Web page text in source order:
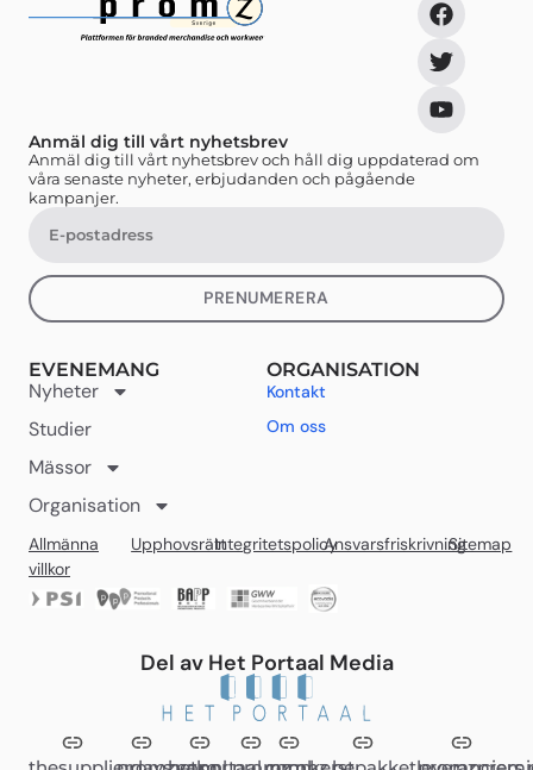
Anmäl dig till vårt nyhetsbrev
Anmäl dig till vårt nyhetsbrev och håll dig uppdaterad om
våra senaste nyheter, erbjudanden och pågående
kampanjer.
PRENUMERERA
EVENEMANG
Nyheter
Studier
Mässor
Organisation
ORGANISATION
Kontakt
Om oss
Allmänna
villkor
UpphovsrättIntegritetspolicyAnsvarsfriskrivningSitemap
Del av Het Portaal Media